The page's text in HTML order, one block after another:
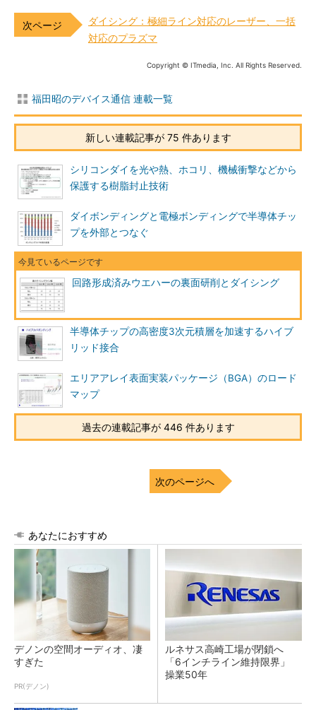
ダイシング：極細ライン対応のレーザー、一括
対応のプラズマ
Copyright © ITmedia, Inc. All Rights Reserved.
福田昭のデバイス通信 連載一覧
新しい連載記事が 75 件あります
シリコンダイを光や熱、ホコリ、機械衝撃などから
保護する樹脂封止技術
ダイボンディングと電極ボンディングで半導体チッ
プを外部とつなぐ
回路形成済みウエハーの裏面研削とダイシング
半導体チップの高密度3次元積層を加速するハイブ
リッド接合
エリアアレイ表面実装パッケージ（BGA）のロード
マップ
過去の連載記事が 446 件あります
次のページへ
あなたにおすすめ
デノンの空間オーディオ、凄
すぎた
PR(デノン)
ルネサス高崎工場が閉鎖へ
「6インチライン維持限界」
操業50年